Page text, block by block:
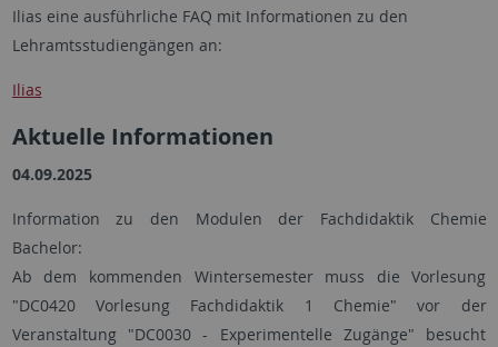
Ilias eine ausführliche FAQ mit Informationen zu den
Lehramtsstudiengängen an:
Ilias
Aktuelle Informationen
04.09.2025
Information zu den Modulen der Fachdidaktik Chemie
Bachelor:
Ab dem kommenden Wintersemester muss die Vorlesung
"DC0420 Vorlesung Fachdidaktik 1 Chemie" vor der
Veranstaltung "DC0030 - Experimentelle Zugänge" besucht